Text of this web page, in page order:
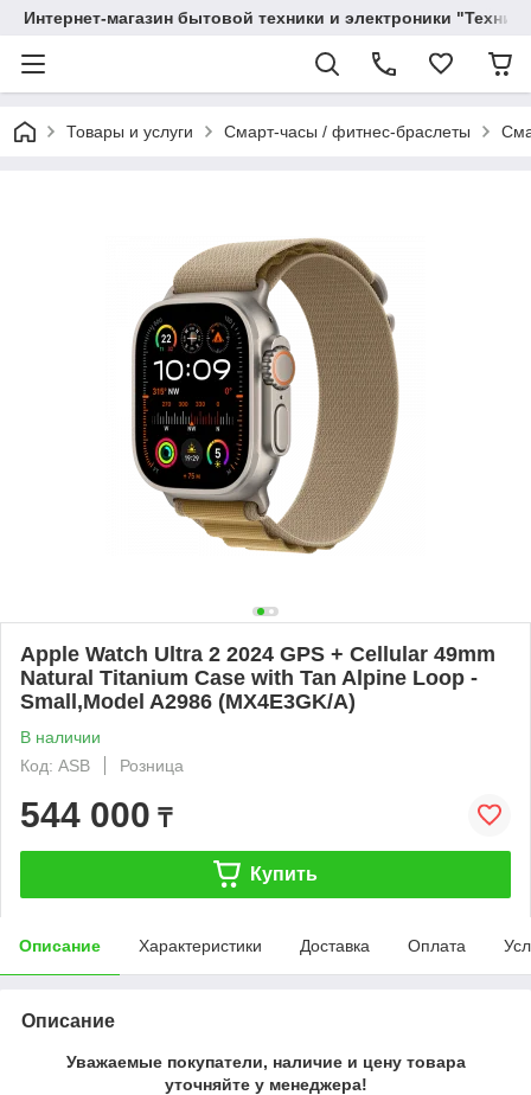
Интернет-магазин бытовой техники и электроники
Товары и услуги Смарт-часы / фитнес-браслеты
Apple Watch Ultra 2 2024 GPS + Cellular 49mm
Natural Titanium Case with Tan Alpine Loop -
Small,Model A2986 (MX4E3GK/A)
В наличии
Код: ASB
Розница
544 000 ₸
Купить
Описание Характеристики Доставка Оплата
Описание
Уважаемые покупатели, наличие и цену товара
уточняйте у менеджера!